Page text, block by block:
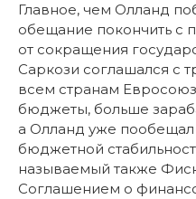
Главное, чем Олланд
обещание покончить с
от сокращения
Саркози соглашался с
всем странам
бюджеты, больше
а Олланд уже
бюджетной
называемый также
Соглашением о